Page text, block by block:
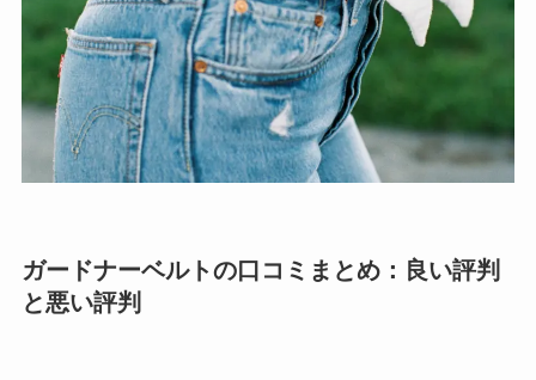
ガードナーベルトの口コミまとめ：良い評判
と悪い評判